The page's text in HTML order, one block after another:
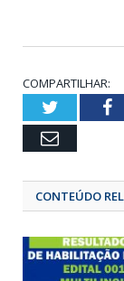
COMPARTILHAR:
Email
CONTEÚDO